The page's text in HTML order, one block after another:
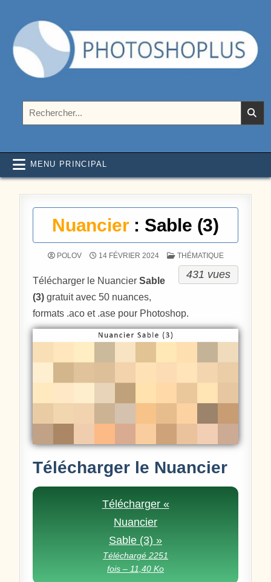
Photoshoplus
MENU PRINCIPAL
Nuancier: Sable (3)
POLOV 14 FÉVRIER 2024 POSTÉ DANS
THÉMATIQUE
431 vues
Télécharger le NuancierSable
(3) gratuit avec 50 nuances,
formats .aco et .ase pour Photoshop.
Télécharger le Nuancier
Télécharger «
Nuancier
Sable (3) »
Téléchargé 2251
fois – 11,40 Ko